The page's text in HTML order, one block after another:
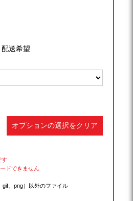
配送希望
オプションの選択をクリア
す
ドできません
gif、png）以外のファイル